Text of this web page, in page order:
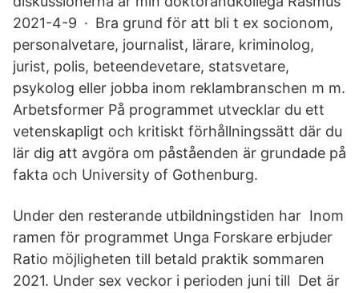
2021-4-9 · Bra grund för att bli t ex socionom,
personalvetare, journalist, lärare, kriminolog,
jurist, polis, beteendevetare, statsvetare,
psykolog eller jobba inom reklambranschen m m.
Arbetsformer På programmet utvecklar du ett
vetenskapligt och kritiskt förhållningssätt där du
lär dig att avgöra om påståenden är grundade på
fakta och University of Gothenburg.
Under den resterande utbildningstiden har Inom
ramen för programmet Unga Forskare erbjuder
Ratio möjligheten till betald praktik sommaren
2021. Under sex veckor i perioden juni till Det är